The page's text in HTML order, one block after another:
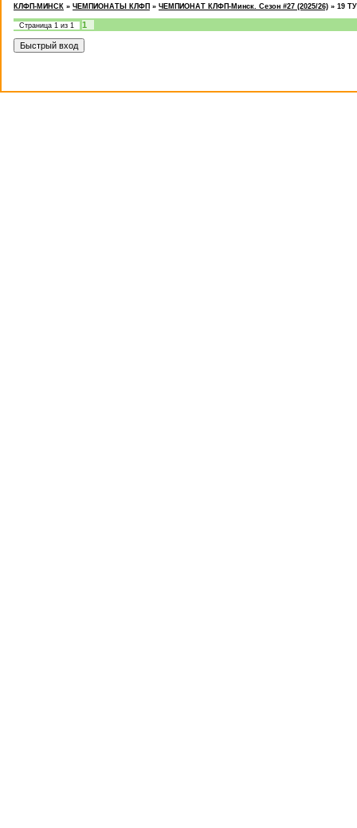
КЛФП-МИНСК » ЧЕМПИОНАТЫ КЛФП » ЧЕМПИОНАТ КЛФП-Минск. Сезон #27 (2025/26) » 19
Страница 1 из 1 1